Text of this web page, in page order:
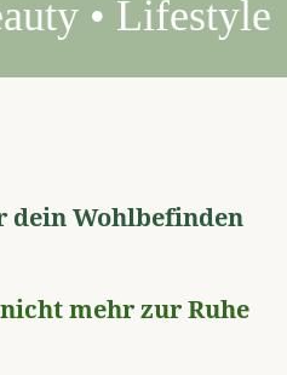
• Lifestyle
dein Wohlbefinden
mehr zur Ruhe